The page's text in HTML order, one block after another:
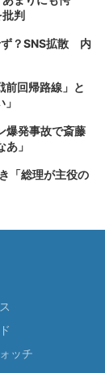
判
ず？SNS拡散 内
前回帰路線」と
爆発事故で斎藤
」
「総理が主役の
ッチ